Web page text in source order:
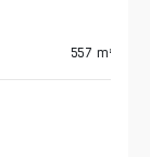
557 m²